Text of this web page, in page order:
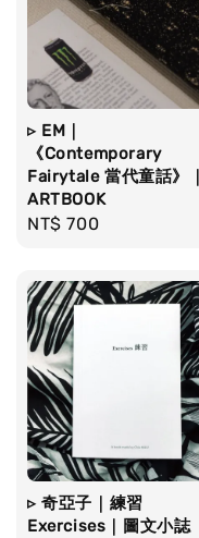
▹ EM｜
《Contemporary
Fairytale 當代童話》｜
ARTBOOK
Regular
NT$ 700
▹ 奇亞子｜練習
Exercises｜圖文小誌